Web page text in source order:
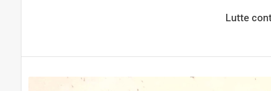
Lutte